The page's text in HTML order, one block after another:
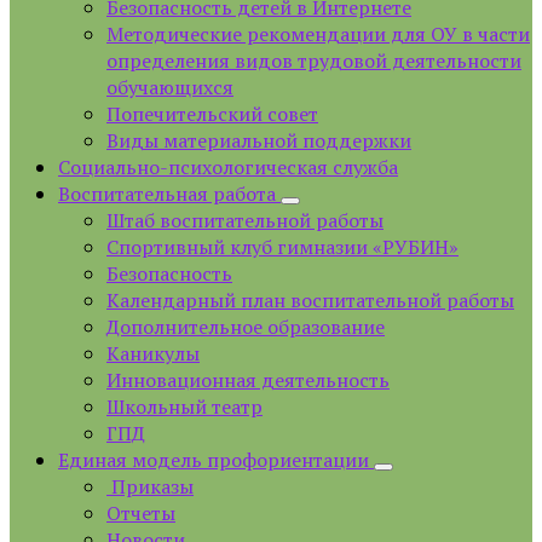
Безопасность детей в Интернете
Методические рекомендации для ОУ в части
определения видов трудовой деятельности
обучающихся
Попечительский совет
Виды материальной поддержки
Социально-психологическая служба
Воспитательная работа
Штаб воспитательной работы
Спортивный клуб гимназии «РУБИН»
Безопасность
Календарный план воспитательной работы
Дополнительное образование
Каникулы
Инновационная деятельность
Школьный театр
ГПД
Единая модель профориентации
Приказы
Отчеты